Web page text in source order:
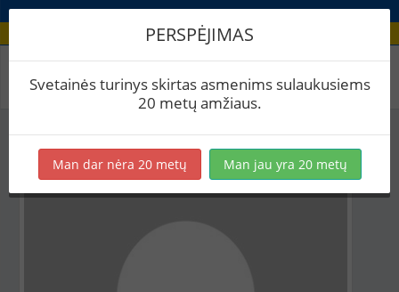
Aludario paskyra
PERSPĖJIMAS
Svetainės turinys skirtas asmenims sulaukusiems
20 metų amžiaus.
Man dar nėra 20 metų Man jau yra 20 metų